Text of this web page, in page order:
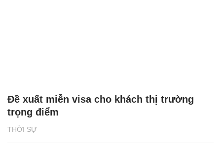
THỜI SỰ
Đề xuất miễn visa cho khách thị trường
trọng điểm